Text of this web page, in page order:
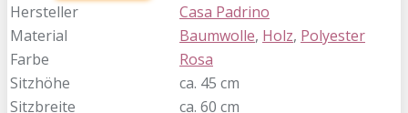
Hersteller
Casa Padrino
Material
Baumwolle, Holz, Polyester
Farbe
Rosa
Sitzhöhe
ca. 45 cm
Sitzbreite
ca. 60 cm